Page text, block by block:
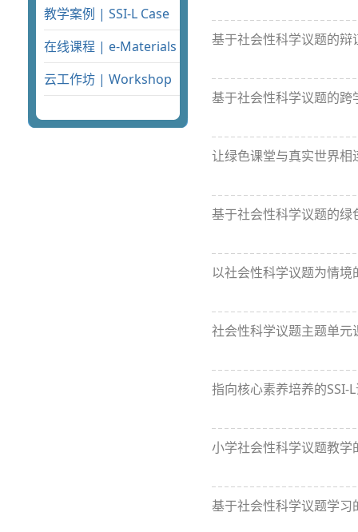
教学案例 | SSI-L Case
在线课程 | e-Materials
云工作坊 | Workshop
基于社会性科学议题的辩
基于社会性科学议题的
让绿色课堂与真实世界相
基于社会性科学议题的
以社会性科学议题为情
社会性科学议题主题单元
指向核心素养培养的SSI-
小学社会性科学议题教
基于社会性科学议题学习